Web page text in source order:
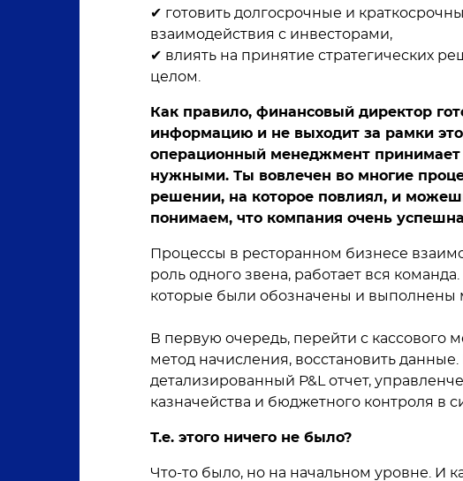
✔ готовить долгосрочные и
взаимодействия с инвесторами,
✔ влиять на принятие стратегических
целом.
Как правило, финансовый директор
информацию и не выходит за рамки
операционный менеджмент принимает
нужными. Ты вовлечен во многие
решении, на которое повлиял, и
понимаем, что компания очень
Процессы в ресторанном бизнесе
роль одного звена, работает вся
которые были обозначены и выполнены
В первую очередь, перейти с кассового
метод начисления, восстановить
детализированный P&L отчет,
казначейства и бюджетного контроля в
Т.е. этого ничего не было?
Что-то было, но на начальном уровне. И